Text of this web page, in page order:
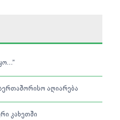
აღიარება
კახეთში